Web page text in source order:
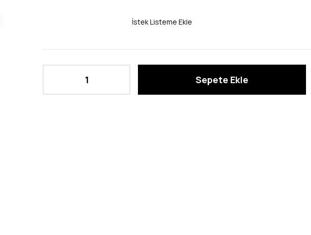
İstek Listeme Ekle